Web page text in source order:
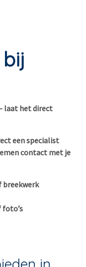
laat het direct
een specialist
contact met je
breekwerk